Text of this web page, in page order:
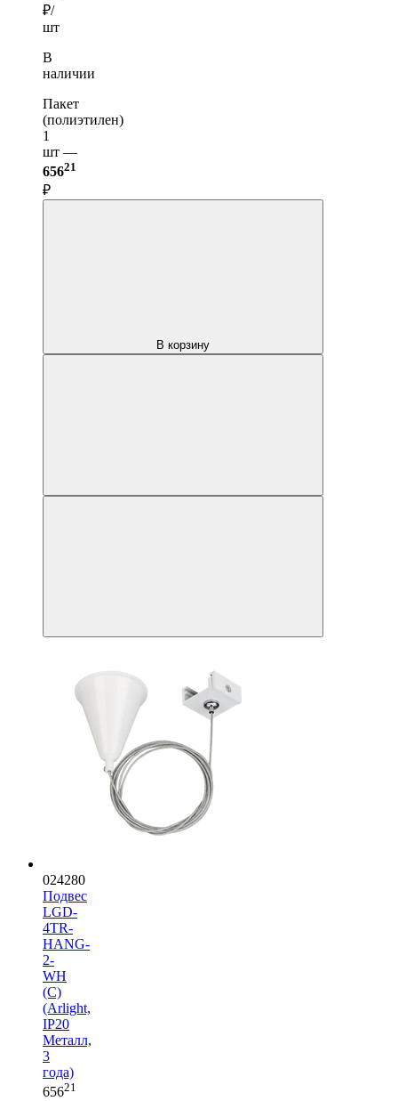
₽/
шт
В
наличии
Пакет
(полиэтилен)
1
шт —
65621
₽
В корзину
024280
Подвес
LGD-
4TR-
HANG-
2-
WH
(C)
(Arlight,
IP20
Металл,
3
года)
65621